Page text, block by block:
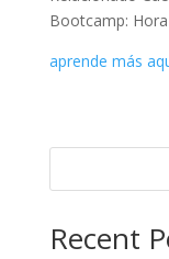
Bootcamp:
aprende más
Recent